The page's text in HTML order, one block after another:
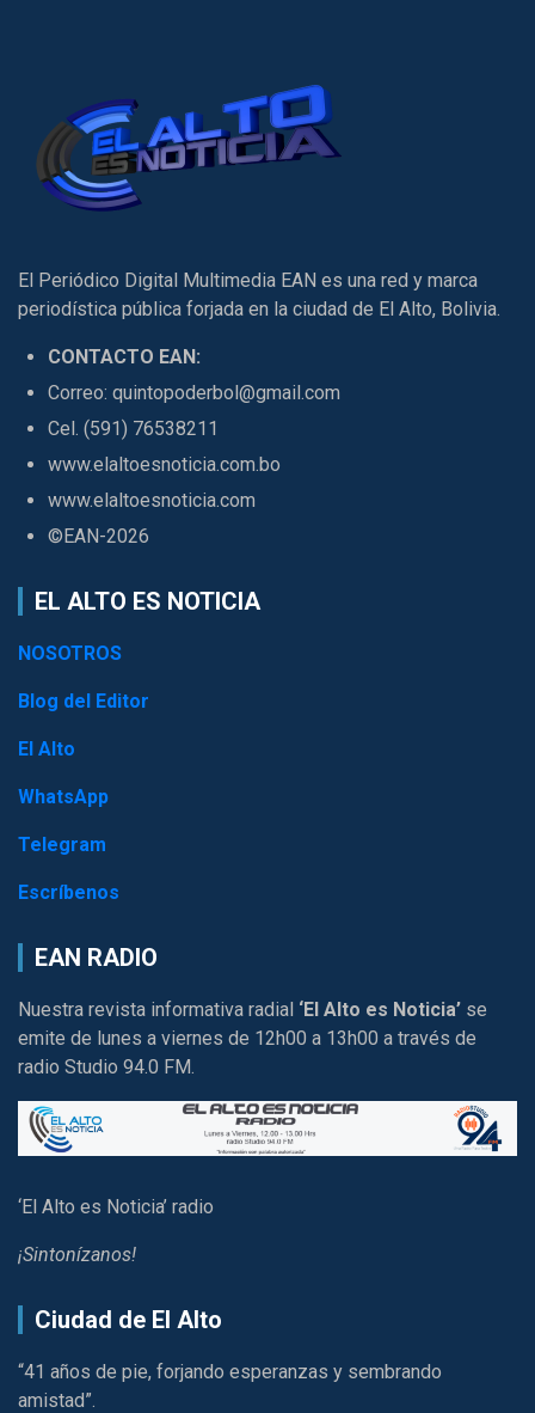
El Periódico Digital Multimedia EAN es una red y marca
periodística pública forjada en la ciudad de El Alto, Bolivia.
CONTACTO EAN:
Correo: quintopoderbol@gmail.com
Cel. (591) 76538211
www.elaltoesnoticia.com.bo
www.elaltoesnoticia.com
©EAN-2026
EL ALTO ES NOTICIA
NOSOTROS
Blog del Editor
El Alto
WhatsApp
Telegram
Escríbenos
EAN RADIO
Nuestra revista informativa radial ‘El Alto es Noticia’ se
emite de lunes a viernes de 12h00 a 13h00 a través de
radio Studio 94.0 FM.
‘El Alto es Noticia’ radio
¡Sintonízanos!
Ciudad de El Alto
“41 años de pie, forjando esperanzas y sembrando
amistad”.